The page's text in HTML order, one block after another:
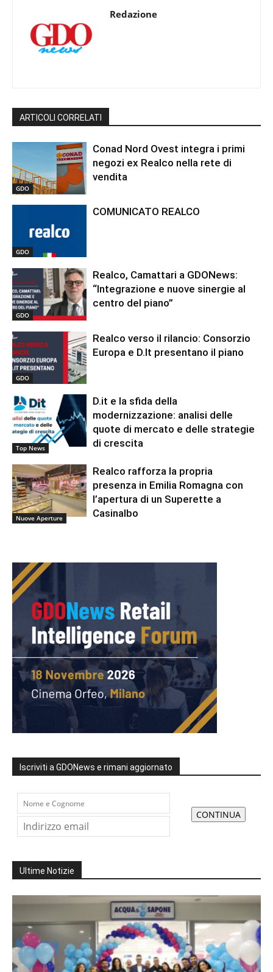
Redazione
ARTICOLI CORRELATI
GDO
Conad Nord Ovest integra i primi
negozi ex Realco nella rete di
vendita
GDO
COMUNICATO REALCO
GDO
Realco, Camattari a GDONews:
“Integrazione e nuove sinergie al
centro del piano”
GDO
Realco verso il rilancio: Consorzio
Europa e D.It presentano il piano
Top News
D.it e la sfida della
modernizzazione: analisi delle
quote di mercato e delle strategie
di crescita
Nuove Aperture
Realco rafforza la propria
presenza in Emilia Romagna con
l’apertura di un Superette a
Casinalbo
Iscriviti a GDONews e rimani aggiornato
Ultime Notizie